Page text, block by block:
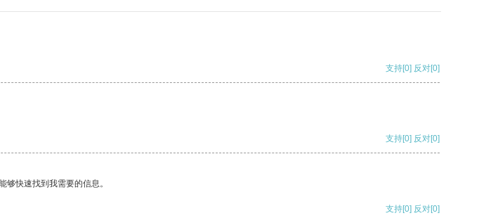
支持[0] 反对[0]
支持[0] 反对[0]
快速找到我需要的信息。
支持[0] 反对[0]